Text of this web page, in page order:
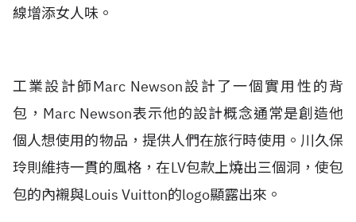
線增添女人味。
工業設計師Marc Newson設計了一個實用性的背
包，Marc Newson表示他的設計概念通常是創造他
個人想使用的物品，提供人們在旅行時使用。川久保
玲則維持一貫的風格，在LV包款上燒出三個洞，使包
包的內襯與Louis Vuitton的logo顯露出來。